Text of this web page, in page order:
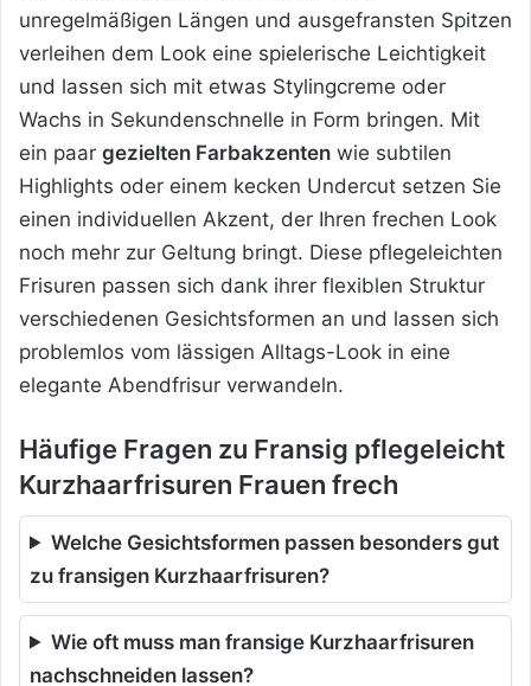
unregelmäßigen Längen und ausgefransten Spitzen
verleihen dem Look eine spielerische Leichtigkeit
und lassen sich mit etwas Stylingcreme oder
Wachs in Sekundenschnelle in Form bringen. Mit
ein paar gezielten Farbakzenten wie subtilen
Highlights oder einem kecken Undercut setzen Sie
einen individuellen Akzent, der Ihren frechen Look
noch mehr zur Geltung bringt. Diese pflegeleichten
Frisuren passen sich dank ihrer flexiblen Struktur
verschiedenen Gesichtsformen an und lassen sich
problemlos vom lässigen Alltags-Look in eine
elegante Abendfrisur verwandeln.
Häufige Fragen zu Fransig pflegeleicht
Kurzhaarfrisuren Frauen frech
Welche Gesichtsformen passen besonders gut
zu fransigen Kurzhaarfrisuren?
Wie oft muss man fransige Kurzhaarfrisuren
nachschneiden lassen?